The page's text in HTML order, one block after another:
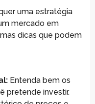
uma estratégia
mercado em
dicas que podem
Entenda bem os
pretende investir.